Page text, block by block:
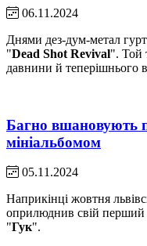
06.11.2024
Днями дез-дум-метал гурт
"Dead Shot Revival". Той
давнини й теперішнього
Багно вшановують
мініальбомом
05.11.2024
Наприкінці жовтня
оприлюднив свій
"Гук".